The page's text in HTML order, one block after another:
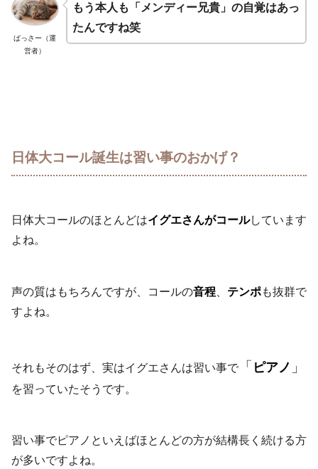
ばっさー（運
営者）
もう本人も「メンディー兄貴」の自覚はあっ
たんですね笑
日体大コール誕生は習い事のおかげ？
日体大コールのほとんどはイグエさんがコールしています
よね。
声の質はもちろんですが、コールの音程 テンポも抜群で
すよね。
それもそのはず、実はイグエさんは習い事で 「 ピアノ 」
を習っていたそうです。
習い事でピアノといえばほとんどの方が結構長く続ける方
が多いですよね。